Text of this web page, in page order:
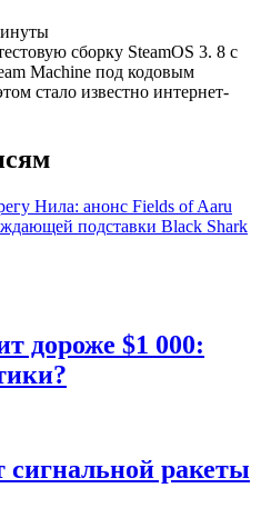
сборку SteamOS 3. 8 с
Machine под кодовым
стало известно интернет-
Нила: анонс Fields of Aaru
подставки Black Shark
дороже $1 000:
ракеты